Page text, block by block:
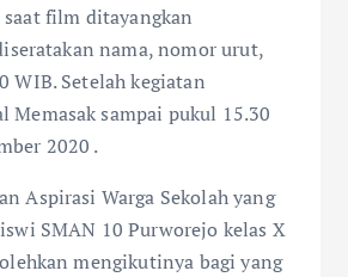
film ditayangkan
nama, nomor urut,
WIB. Setelah kegiatan
sampai pukul 15.30
2020 .
Aspirasi Warga Sekolah yang
SMAN 10 Purworejo kelas X
mengikutinya bagi yang